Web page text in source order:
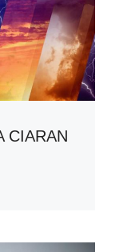
CIARAN